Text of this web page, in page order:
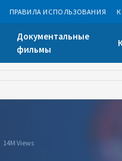
ПРАВИЛА ИСПОЛЬЗОВАНИЯ
Документальные
фильмы
14M Views